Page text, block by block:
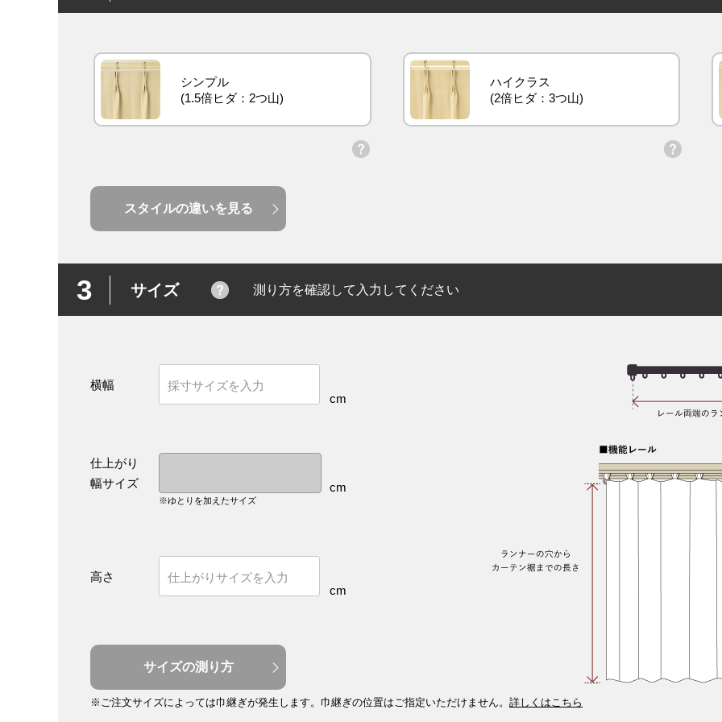
シンプル ハイクラス
スタイルの違いを見る
3 サイズ 測り方を確認して入力してください
横幅
cm
仕上がり
幅サイズ
cm
※ゆとりを加えたサイズ
高さ
cm
サイズの測り方
※ご注文サイズによっては巾継ぎが発生します。 巾継ぎの位置はご指定いただけません。 詳しくはこちら